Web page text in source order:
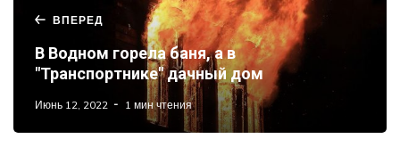
ВПЕРЕД
В Водном горела баня, а в
"Транспортнике" дачный дом
Июнь 12, 2022 1 мин чтения